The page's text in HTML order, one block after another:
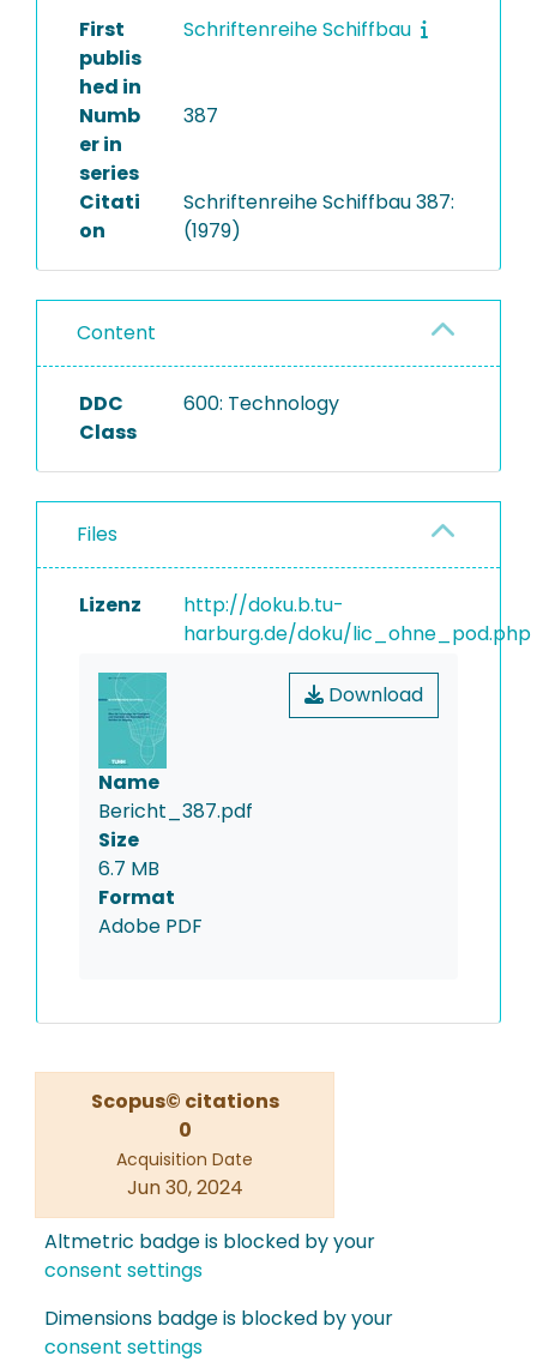
First
publis
hed in
Schriftenreihe Schiffbau
Numb
er in
series
387
Citati
on
Schriftenreihe Schiffbau 387:
(1979)
Content
DDC
Class
600: Technology
Files
Lizenz
http://doku.b.tu-
harburg.de/doku/lic_ohne_pod.php
Download
Name
Bericht_387.pdf
Size
6.7 MB
Format
Adobe PDF
Scopus© citations
0
Acquisition Date
Jun 30, 2024
Altmetric badge is blocked by your
consent settings
Dimensions badge is blocked by your
consent settings